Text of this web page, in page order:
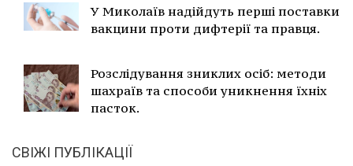
У Миколаїв надійдуть перші поставки
вакцини проти дифтерії та правця.
Розслідування зниклих осіб: методи
шахраїв та способи уникнення їхніх
пасток.
СВІЖІ ПУБЛІКАЦІЇ